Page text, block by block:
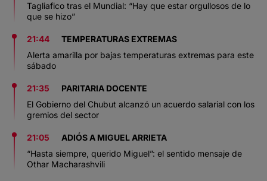
Tagliafico tras el Mundial: “Hay que estar orgullosos de lo
que se hizo”
21:44
TEMPERATURAS EXTREMAS
Alerta amarilla por bajas temperaturas extremas para este
sábado
21:35
PARITARIA DOCENTE
El Gobierno del Chubut alcanzó un acuerdo salarial con los
gremios del sector
21:05
ADIÓS A MIGUEL ARRIETA
“Hasta siempre, querido Miguel”: el sentido mensaje de
Othar Macharashvili